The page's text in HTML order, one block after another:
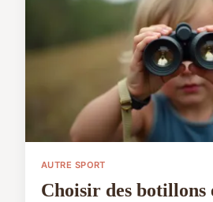
AUTRE SPORT
Choisir des botillons